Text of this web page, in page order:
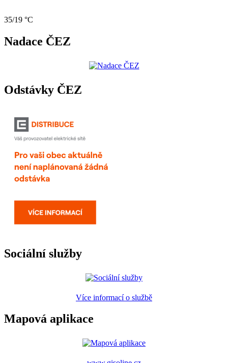
35/19 °C
Nadace ČEZ
Odstávky ČEZ
Sociální služby
Více informací o službě
Mapová aplikace